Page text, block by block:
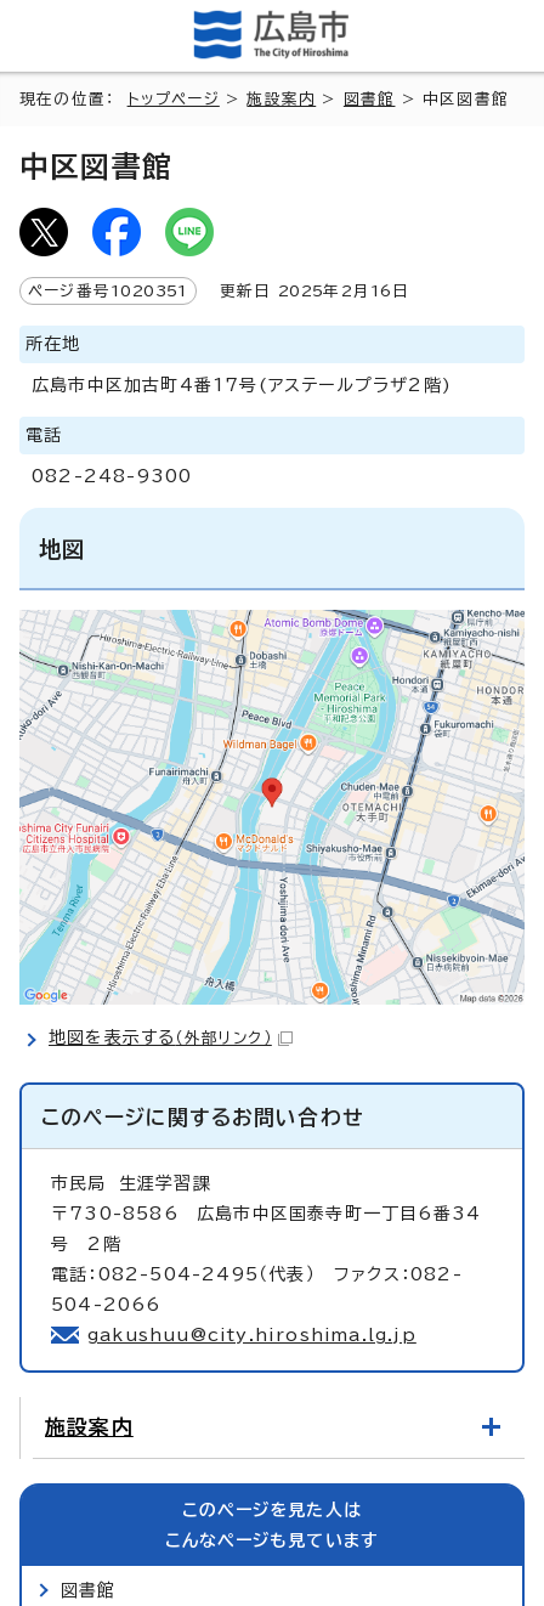
現在の位置： トップページ >施設案内 > 図書館 > 中区図書館
中区図書館
ページ番号 1020351 更新日 2025年2月 16 日
所在地
広島市中区加古町4番17号(アステールプラザ2階)
電話
082-248-9300
地図
地図を表示する （外部リンク）
このページに関するお問い合わせ
市民局 生涯学習課
〒730-8586 広島市中区国泰寺町一丁目6番34
号 2階
電話：082-504-2495（代表） ファクス：082-
504-2066
gakushuu@city.hiroshima.lg.jp
施設案内
このページを見た人は
こんなページも見ています
図書館